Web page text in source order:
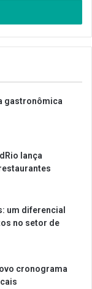
gastronômica
lança
um diferencial
no setor de
cronograma